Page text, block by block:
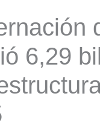
6,29